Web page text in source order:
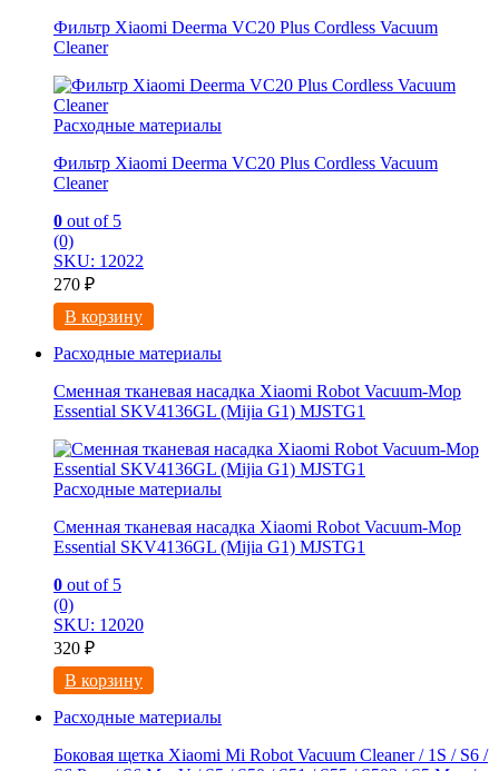
Фильтр Xiaomi Deerma VC20 Plus Cordless Vacuum
Cleaner
Расходные материалы
Фильтр Xiaomi Deerma VC20 Plus Cordless Vacuum
Cleaner
0 out of 5
(0)
SKU: 12022
270 ₽
В корзину
Расходные материалы
Сменная тканевая насадка Xiaomi Robot Vacuum-Mop
Essential SKV4136GL (Mijia G1) MJSTG1
Расходные материалы
Сменная тканевая насадка Xiaomi Robot Vacuum-Mop
Essential SKV4136GL (Mijia G1) MJSTG1
0 out of 5
(0)
SKU: 12020
320 ₽
В корзину
Расходные материалы
Боковая щетка Xiaomi Mi Robot Vacuum Cleaner / 1S / S6 /